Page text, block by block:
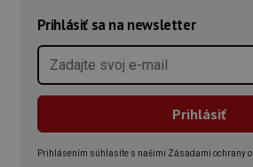
Prihlásiť sa na newsletter
Prihlásením súhlasíte s našimi Zásadami ochrany